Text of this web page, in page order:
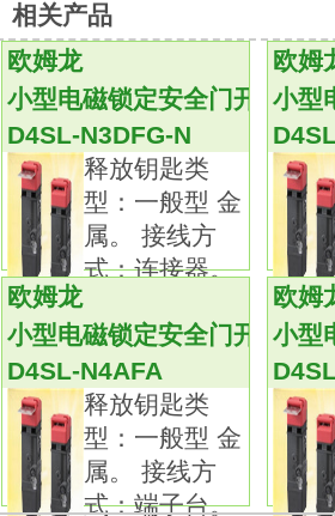
D4SL-N3SFG基础知识。
另备有MBB接点型。
标准化的镀金接点保证了接触
D4SL-N3SFG
可用于一般负载和微小负载
开关 （带强制断开动作装置
础知识。
传动杆：柱塞型。
导管口：M20。
内置开关：1NC/1NO（速动型
坚固的安全限位开关配备了
认证的金属外壳慢动和速动接
新增了强制断开动作装置（仅
在发生像接点熔断等故障时
摆杆设置的安全性确保了在动
相关产品
欧姆龙
小型电磁锁定安全门开关
D4SL-N3DFG-N
释放钥匙类
型：一般型 金
属。 接线方
式：连接器。
欧姆
小型
欧姆龙
小型电磁锁定安全门开关
D4SL-N4AFA
释放钥匙类
型：一般型 金
属。 接线方
式：端子台。
欧姆
小型